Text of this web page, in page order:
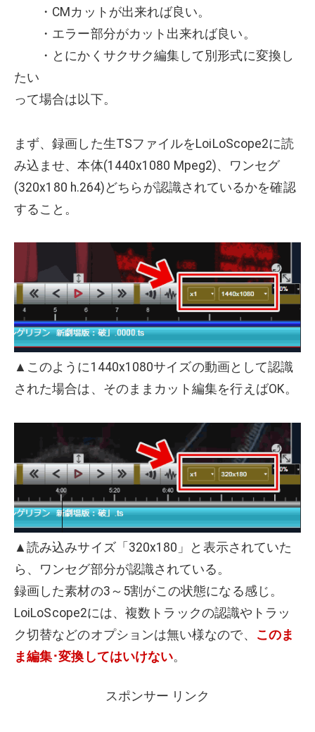
・CMカットが出来れば良い。
・エラー部分がカット出来れば良い。
・とにかくサクサク編集して別形式に変換し
たい
って場合は以下。
まず、録画した生TSファイルをLoiLoScope2に読
み込ませ、本体(1440x1080 Mpeg2)、ワンセグ
(320x180 h.264)どちらが認識されているかを確認
すること。
▲このように1440x1080サイズの動画として認識
された場合は、そのままカット編集を行えばOK。
▲読み込みサイズ「320x180」と表示されていた
ら、ワンセグ部分が認識されている。
録画した素材の3～5割がこの状態になる感じ。
LoiLoScope2には、複数トラックの認識やトラッ
ク切替などのオプションは無い様なので、
このま
ま編集･変換してはいけない。
スポンサー リンク